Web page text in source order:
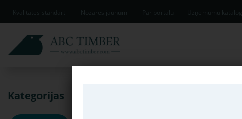
Kvalitātes standarti Nozares jaunumi Par portālu Uzņēmumu katalogs
Kategorijas